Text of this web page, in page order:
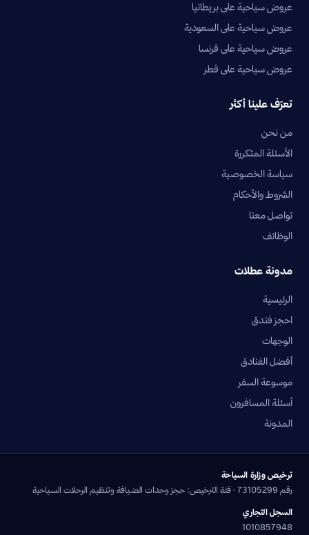
عروض سياحية على بريطانيا
عروض سياحية على السعودية
عروض سياحية على فرنسا
عروض سياحية على قطر
تعرّف علينا أكثر
من نحن
الأسئلة المتكررة
سياسة الخصوصية
الشروط والأحكام
تواصل معنا
الوظائف
مدونة عطلات
الرئيسية
احجز فندق
الوجهات
أفضل الفنادق
موسوعة السفر
أسئلة المسافرون
المدونة
ترخيص وزارة السياحة
رقم 73105299 · فئة الترخيص: حجز وحدات الضيافة وتنظيم الرحلات السياحية
السجل التجاري
1010857948